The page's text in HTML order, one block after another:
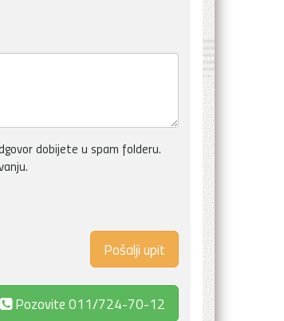
dobijete u spam folderu.
Pozovite 011/724-70-12